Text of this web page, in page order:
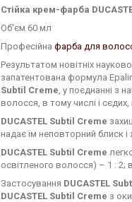
Стійка крем-фарба
Об'єм 60 мл
Професійна фарба для
Результатом новітніх
запатентована формула
Subtil Creme , у поєднанні з
волосся, в тому числі і сєдих,
DUCASTEL Subtil Creme
надає їм неповторний блиск і
DUCASTEL Subtil Creme
освітленого волосся) – 1 : 2;
Застосування DUCASTEL
DUCASTEL Subtil Creme з